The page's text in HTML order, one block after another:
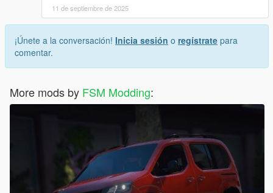
11 de septiembre de 2025
¡Únete a la conversación! Inicia sesión o regístrate para
comentar.
More mods by FSM Modding: